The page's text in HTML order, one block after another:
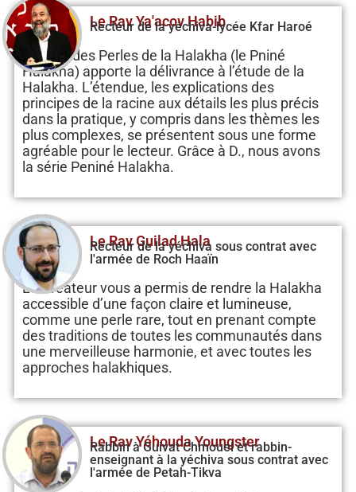
Le Rav Ya'acov Habib
Recteur de la yéchiva-lycée Kfar Haroé
L’étude des Perles de la Halakha (le Pniné
Halakha) apporte la délivrance à l’étude de la
Halakha. L’étendue, les explications des
principes de la racine aux détails les plus précis
dans la pratique, y compris dans les thèmes les
plus complexes, se présentent sous une forme
agréable pour le lecteur. Grâce à D., nous avons
la série Peniné Halakha.
Le Rav Guilad Hala
Recteur de la yéchiva sous contrat avec
l'armée de Roch Haaïn
Le Créateur vous a permis de rendre la Halakha
accessible d’une façon claire et lumineuse,
comme une perle rare, tout en prenant compte
des traditions de toutes les communautés dans
une merveilleuse harmonie, et avec toutes les
approches halakhiques.
Le Rav Yéhouda Youngster
Rabbin à Guivat Chmouel et rabbin-
enseignant à la yéchiva sous contrat avec
l'armée de Petah-Tikva